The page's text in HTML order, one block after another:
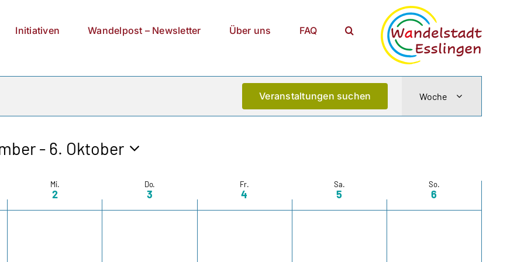
Initiativen Wandelpost – Newsletter Über uns FAQ
Veranstaltungen suchen
Ansichten-
Navigation
Woche
- 6. Oktober
Mi.
2
Do.
3
Fr.
4
Sa.
5
So.
6